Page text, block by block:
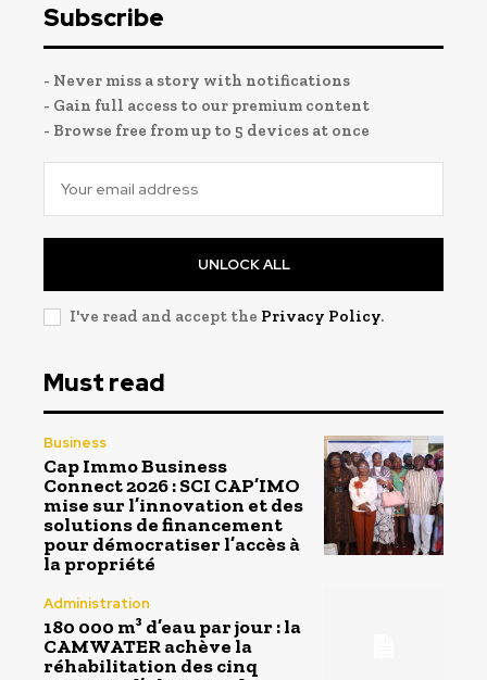
Subscribe
- Never miss a story with notifications
- Gain full access to our premium content
- Browse free from up to 5 devices at once
UNLOCK ALL
I've read and accept the Privacy Policy.
Must read
Business
Cap Immo Business
Connect 2026 : SCI CAP’IMO
mise sur l’innovation et des
solutions de financement
pour démocratiser l’accès à
la propriété
Administration
180 000 m³ d’eau par jour : la
CAMWATER achève la
réhabilitation des cinq